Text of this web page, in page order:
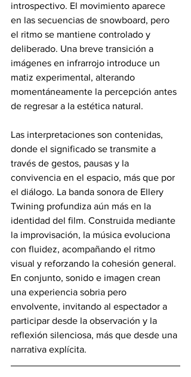
introspectivo. El movimiento aparece
en las secuencias de snowboard, pero
el ritmo se mantiene controlado y
deliberado. Una breve transición a
imágenes en infrarrojo introduce un
matiz experimental, alterando
momentáneamente la percepción antes
de regresar a la estética natural.
Las interpretaciones son contenidas,
donde el significado se transmite a
través de gestos, pausas y la
convivencia en el espacio, más que por
el diálogo. La banda sonora de Ellery
Twining profundiza aún más en la
identidad del film. Construida mediante
la improvisación, la música evoluciona
con fluidez, acompañando el ritmo
visual y reforzando la cohesión general.
En conjunto, sonido e imagen crean
una experiencia sobria pero
envolvente, invitando al espectador a
participar desde la observación y la
reflexión silenciosa, más que desde una
narrativa explícita.